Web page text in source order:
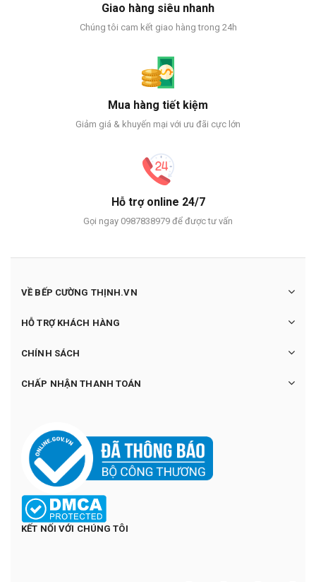
Giao hàng siêu nhanh
Chúng tôi cam kết giao hàng trong 24h
Mua hàng tiết kiệm
Giảm giá & khuyến mại với ưu đãi cực lớn
Hỗ trợ online 24/7
Gọi ngay 0987838979 để được tư vấn
VỀ BẾP CƯỜNG THỊNH.VN
HỖ TRỢ KHÁCH HÀNG
CHÍNH SÁCH
CHẤP NHẬN THANH TOÁN
KẾT NỐI VỚI CHÚNG TÔI